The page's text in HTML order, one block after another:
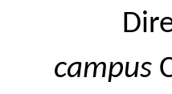
campus